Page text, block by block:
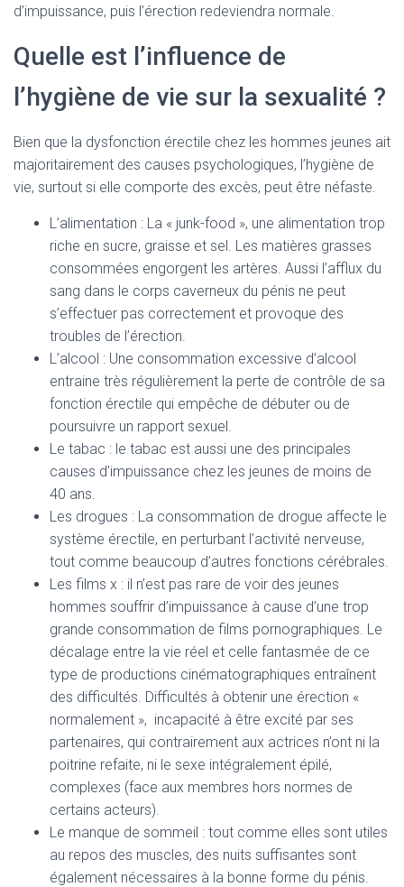
d’impuissance, puis l’érection redeviendra normale.
Quelle est l’influence de
l’hygiène de vie sur la sexualité ?
Bien que la dysfonction érectile chez les hommes jeunes ait
majoritairement des causes psychologiques, l’hygiène de
vie, surtout si elle comporte des excès, peut être néfaste.
L’alimentation : La « junk-food », une alimentation trop
riche en sucre, graisse et sel. Les matières grasses
consommées engorgent les artères. Aussi l’afflux du
sang dans le corps caverneux du pénis ne peut
s’effectuer pas correctement et provoque des
troubles de l’érection.
L’alcool : Une consommation excessive d’alcool
entraine très régulièrement la perte de contrôle de sa
fonction érectile qui empêche de débuter ou de
poursuivre un rapport sexuel.
Le tabac : le tabac est aussi une des principales
causes d’impuissance chez les jeunes de moins de
40 ans.
Les drogues : La consommation de drogue affecte le
système érectile, en perturbant l’activité nerveuse,
tout comme beaucoup d’autres fonctions cérébrales.
Les films x : il n’est pas rare de voir des jeunes
hommes souffrir d’impuissance à cause d’une trop
grande consommation de films pornographiques. Le
décalage entre la vie réel et celle fantasmée de ce
type de productions cinématographiques entraînent
des difficultés. Difficultés à obtenir une érection «
normalement », incapacité à être excité par ses
partenaires, qui contrairement aux actrices n’ont ni la
poitrine refaite, ni le sexe intégralement épilé,
complexes (face aux membres hors normes de
certains acteurs).
Le manque de sommeil : tout comme elles sont utiles
au repos des muscles, des nuits suffisantes sont
également nécessaires à la bonne forme du pénis.